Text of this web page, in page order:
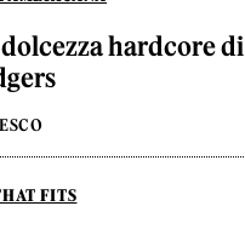
hardcore di
FITS